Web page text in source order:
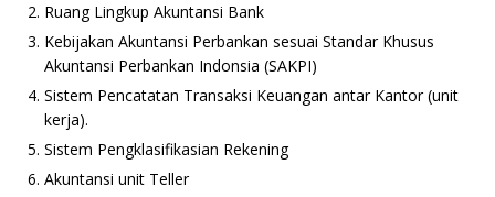
Ruang Lingkup Akuntansi Bank
Kebijakan Akuntansi Perbankan sesuai Standar Khusus
Akuntansi Perbankan Indonsia (SAKPI)
Sistem Pencatatan Transaksi Keuangan antar Kantor (unit
kerja).
Sistem Pengklasifikasian Rekening
Akuntansi unit Teller